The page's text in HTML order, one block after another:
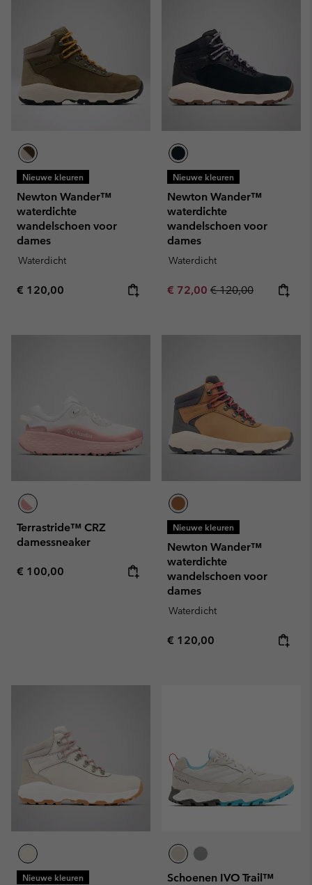
Nieuwe kleuren
Newton Wander™
waterdichte
wandelschoen voor
dames
Waterdicht
Regular price:
€ 120,00
Nieuwe kleuren
Newton Wander™
waterdichte
wandelschoen voor
dames
Waterdicht
Sale price:
€ 72,00 Regular price:
€ 120,00
Terrastride™ CRZ
damessneaker
Regular price:
€ 100,00
Nieuwe kleuren
Newton Wander™
waterdichte
wandelschoen voor
dames
Waterdicht
Regular price:
€ 120,00
Nieuwe kleuren
Schoenen IVO Trail™